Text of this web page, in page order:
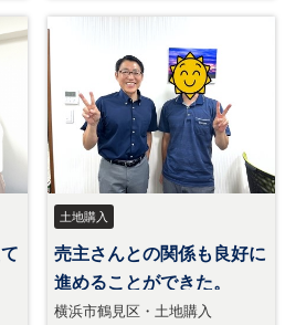
土地購入
売主さんとの関係も良好に
進めることができた。
横浜市鶴見区・土地購入